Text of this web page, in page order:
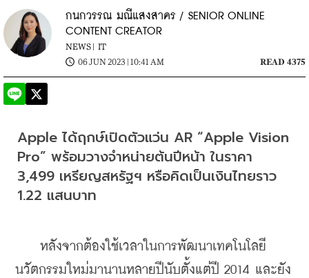
กนกวรรณ มณีแสงสาคร / SENIOR ONLINE
CONTENT CREATOR
NEWS | IT
06 JUN 2023 | 10:41 AM
READ 4375
​​Apple ได้ฤกษ์เปิดตัวแว่น AR “Apple Vision
Pro” พร้อมวางจำหน่ายต้นปีหน้า ในราคา
3,499 เหรียญสหรัฐฯ หรือคิดเป็นเงินไทยราว
1.22 แสนบาท
หลังจากต้องใช้เวลาในการพัฒนาเทคโนโลยี
นวัตกรรมใหม่มานานหลายปีนับตั้งแต่ปี 2014 และยัง